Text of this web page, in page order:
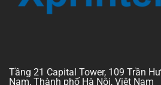
Tầng 21 Capital Tower, 109 Trần
Nam, Thành phố Hà Nội, Việt Nam